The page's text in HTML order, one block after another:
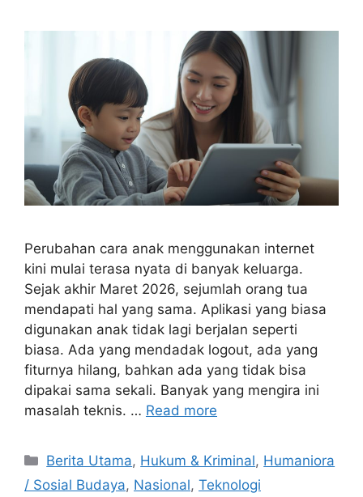
Perubahan cara anak menggunakan internet
kini mulai terasa nyata di banyak keluarga.
Sejak akhir Maret 2026, sejumlah orang tua
mendapati hal yang sama. Aplikasi yang biasa
digunakan anak tidak lagi berjalan seperti
biasa. Ada yang mendadak logout, ada yang
fiturnya hilang, bahkan ada yang tidak bisa
dipakai sama sekali. Banyak yang mengira ini
masalah teknis. … Read more
C
a
Berita Utama, Hukum & Kriminal, Humaniora
/ Sosial Budaya, Nasional, Teknologi